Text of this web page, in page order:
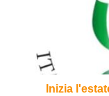
Inizia